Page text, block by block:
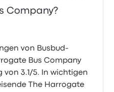
Company?
von Busbud-
Bus Company
von 3.1/5. In wichtigen
The Harrogate